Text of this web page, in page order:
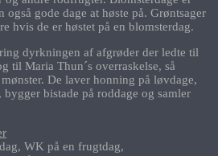
også gode dage at høste på. Grøntsager
hvis de er høstet på en blomsterdag.
dyrkningen af afgrøder der ledte til
til Maria Thun´s overraskelse, så
De laver honning på løvdage,
bistade på roddage og samler
WK på en frugtdag,